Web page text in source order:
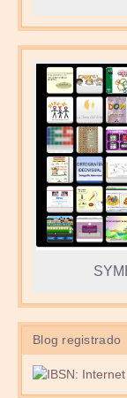
Blog registrado